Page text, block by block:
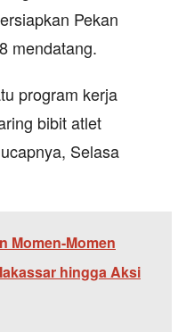
Pekan
mendatang.
program kerja
bibit atlet
Selasa
Momen-Momen
hingga Aksi